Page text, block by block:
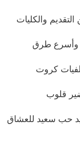
وأماكن التقديم والكليات
موعد ظهور نتيجة الثانوية العامة 2023 وأسرع طرق
وخلفيات كروت
قلوب